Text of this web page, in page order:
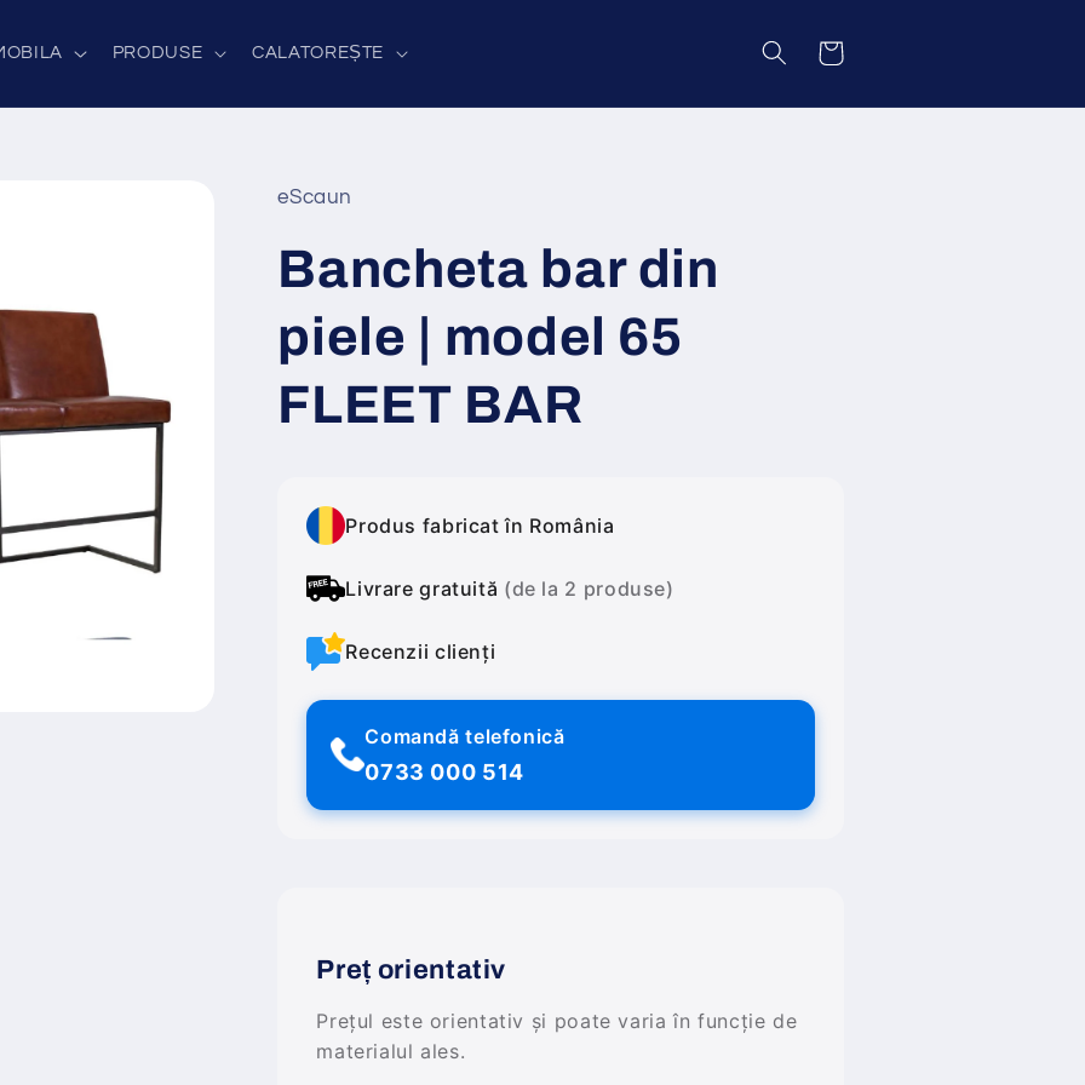
PRODUSE CALATOREȘTE Coș
eScaun
Bancheta bar din
piele | model 65
FLEET BAR
Produs fabricat în România
Livrare gratuită (de la 2 produse)
Recenzii clienți
Comandă telefonică
0733 000 514
Preț orientativ
Prețul este orientativ și poate varia în funcție de
materialul ales.